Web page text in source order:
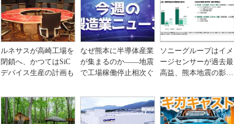
ルネサスが高崎工場を
閉鎖へ、かつてはSiC
デバイス生産の計画も
なぜ熊本に半導体産業
が集まるのか――地震
で工場稼働停止相次ぐ
ソニーグループはイメ
ージセンサーが過去最
高益、熊本地震の影響